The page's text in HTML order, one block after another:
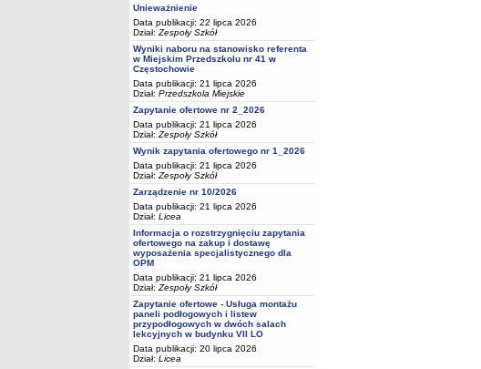
Unieważnienie
Data publikacji: 22 lipca 2026
Dział: Zespoły Szkół
Wyniki naboru na stanowisko referenta
w Miejskim Przedszkolu nr 41 w
Częstochowie
Data publikacji: 21 lipca 2026
Dział: Przedszkola Miejskie
Zapytanie ofertowe nr 2_2026
Data publikacji: 21 lipca 2026
Dział: Zespoły Szkół
Wynik zapytania ofertowego nr 1_2026
Data publikacji: 21 lipca 2026
Dział: Zespoły Szkół
Zarządzenie nr 10/2026
Data publikacji: 21 lipca 2026
Dział: Licea
Informacja o rozstrzygnięciu zapytania
ofertowego na zakup i dostawę
wyposażenia specjalistycznego dla
OPM
Data publikacji: 21 lipca 2026
Dział: Zespoły Szkół
Zapytanie ofertowe - Usługa montażu
paneli podłogowych i listew
przypodłogowych w dwóch salach
lekcyjnych w budynku VII LO
Data publikacji: 20 lipca 2026
Dział: Licea